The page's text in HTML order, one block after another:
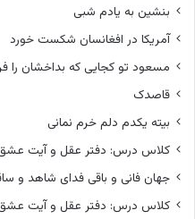
بنشین به یادم شبی
آمریکا در افغانسان شکست خورد
مسعود تو کجایی که بداخشان را
قاصدک
بیته یکدم دلم خرم نمانی
کلاس درس: دفتر عقل و آیت
جهان فانی و باقی فدای شاهد و
کلاس درس: دفتر عقل و آیت عشق